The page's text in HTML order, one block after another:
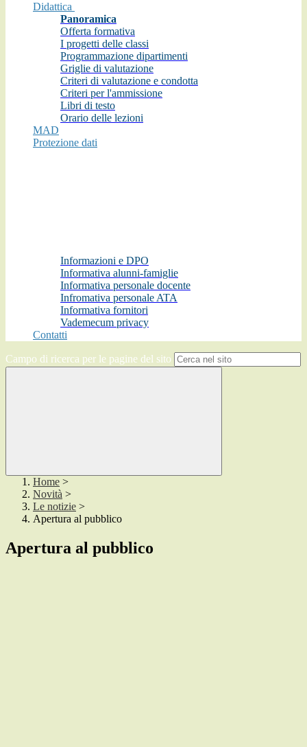
Didattica
Panoramica
Offerta formativa
I progetti delle classi
Programmazione dipartimenti
Griglie di valutazione
Criteri di valutazione e condotta
Criteri per l'ammissione
Libri di testo
Orario delle lezioni
MAD
Protezione dati
Informazioni e DPO
Informativa alunni-famiglie
Informativa personale docente
Infromativa personale ATA
Informativa fornitori
Vademecum privacy
Contatti
Campo di ricerca per le pagine del sito
Home >
Novità >
Le notizie >
Apertura al pubblico
Apertura al pubblico